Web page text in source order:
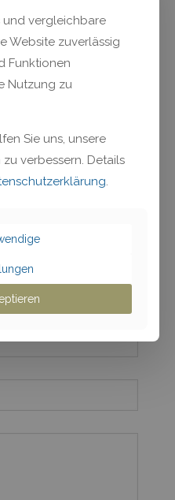
basiert auf
erfolgreich
Gesundheitsbranche, der
Informationen? Sprechen
und vergleichbare
Website zuverlässig
Funktionen
Nutzung zu
Sie uns, unsere
verbessern. Details
.